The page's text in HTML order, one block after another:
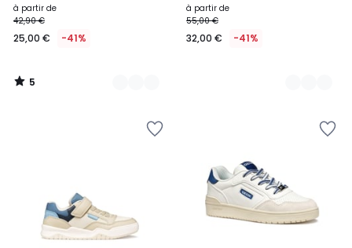
à partir de
42,90 €
25,00 € -41%
5
/
à partir de
55,00 €
32,00 € -41%